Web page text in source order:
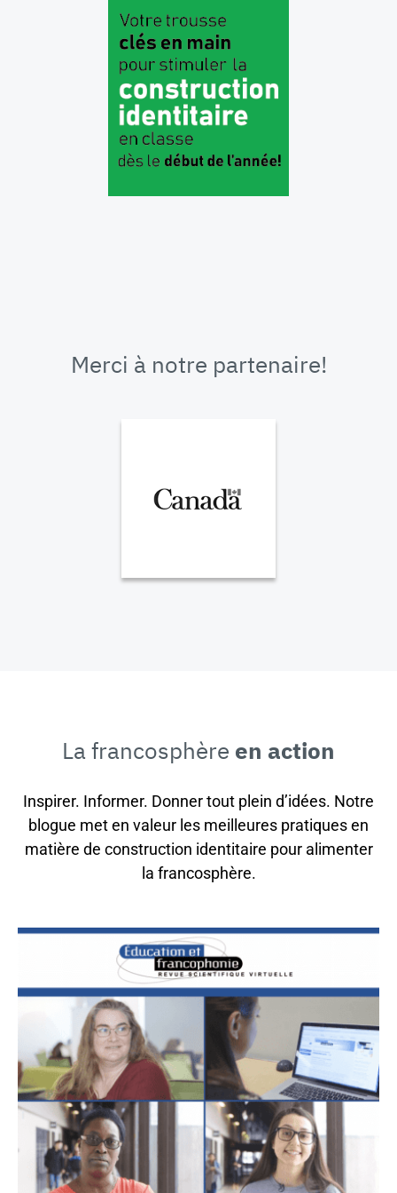
Merci à notre partenaire!
La francosphère en action
Inspirer. Informer. Donner tout plein d’idées. Notre
blogue met en valeur les meilleures pratiques en
matière de construction identitaire pour alimenter
la francosphère.